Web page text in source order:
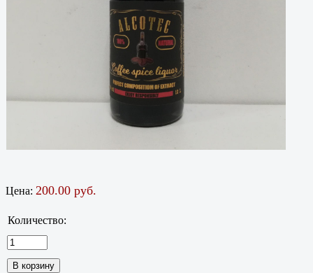
Цена: 200.00 руб.
Количество: